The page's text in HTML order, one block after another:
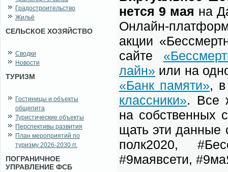
Градостроительство
Жильё
СЕЛЬСКОЕ ХОЗЯЙСТВО
Сводки
Новости
ТУРИЗМ
Гостиницы и объекты
общепита
Туристические объекты
Перспективы развития
План мероприятий по
туризму 2026-2030 гг.
ПОГРАНИЧНОЕ
УПРАВЛЕНИЕ ФСБ
нет­ся 9 мая на
Он­лайн-
ак­ции
сай­те
лайн» или на
«Банк па­мя­ти»,
класс­ни­ки». Все
на соб­ствен­ных
щать эти
полк2020,
#9ма­я­в­се­ти,